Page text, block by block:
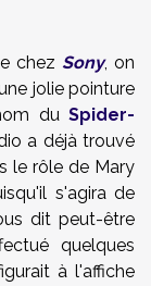
chez Sony, on
jolie pointure
du Spider-
a déjà trouvé
le rôle de Mary
s'agira de
dit peut-être
quelques
à l'affiche